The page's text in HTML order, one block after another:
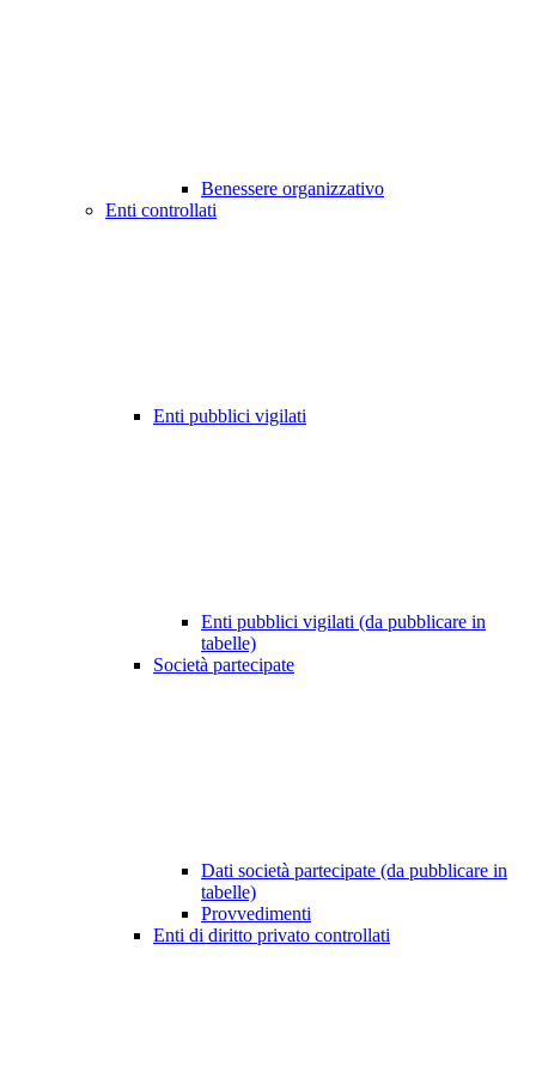
Benessere organizzativo
Enti controllati
Enti pubblici vigilati
Enti pubblici vigilati (da pubblicare in
tabelle)
Società partecipate
Dati società partecipate (da pubblicare in
tabelle)
Provvedimenti
Enti di diritto privato controllati